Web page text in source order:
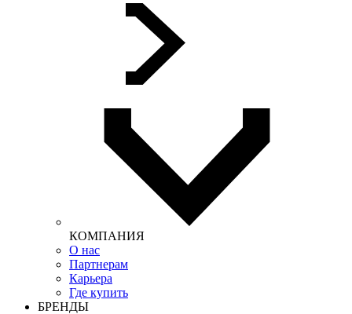
КОМПАНИЯ
О нас
Партнерам
Карьера
Где купить
БРЕНДЫ